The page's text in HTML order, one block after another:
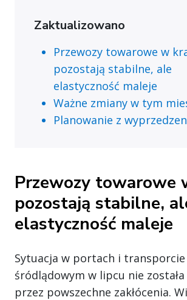
Zaktualizowano
Przewozy towarowe w
pozostają stabilne, ale
elastyczność maleje
Ważne zmiany w tym
Planowanie z
Przewozy towarowe
pozostają stabilne,
elastyczność maleje
Sytuacja w portach i transporcie
śródlądowym w lipcu nie
przez powszechne zakłócenia.